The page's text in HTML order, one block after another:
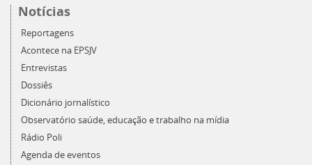
Notícias
Reportagens
Acontece na EPSJV
Entrevistas
Dossiês
Dicionário jornalístico
Observatório saúde, educação e trabalho na mídia
Rádio Poli
Agenda de eventos